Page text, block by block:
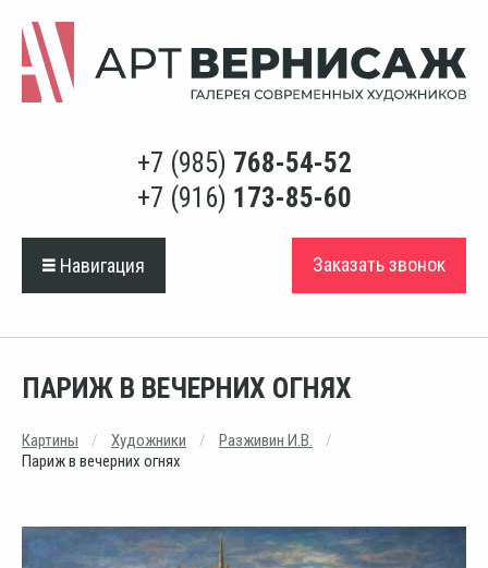
+7 (985) 768-54-52
+7 (916) 173-85-60
Навигация Заказать звонок
ПАРИЖ В ВЕЧЕРНИХ ОГНЯХ
Картины Художники
Разживин И.В.
Париж в вечерних огнях